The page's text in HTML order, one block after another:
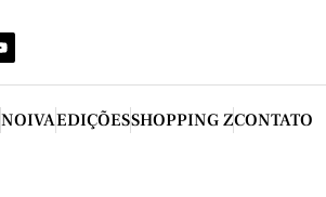
NOIVAEDIÇÕESSHOPPING ZCONTATO